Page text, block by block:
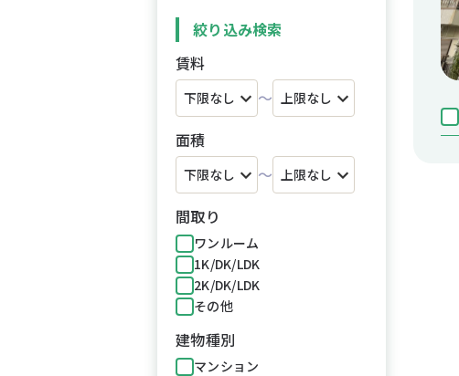
絞り込み検索
賃料
～
面積
～
間取り
ワンルーム
1K/DK/LDK
2K/DK/LDK
その他
建物種別
マンション